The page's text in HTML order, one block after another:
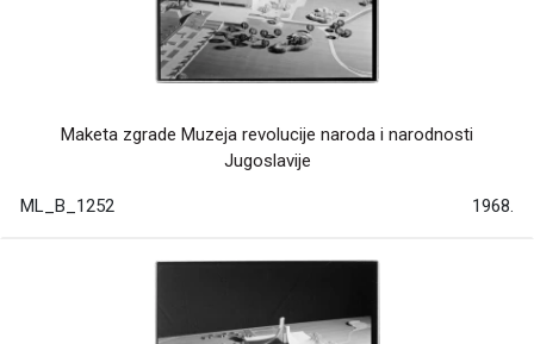
Maketa zgrade Muzeja revolucije naroda i narodnosti
Jugoslavije
ML_B_1252 1968.